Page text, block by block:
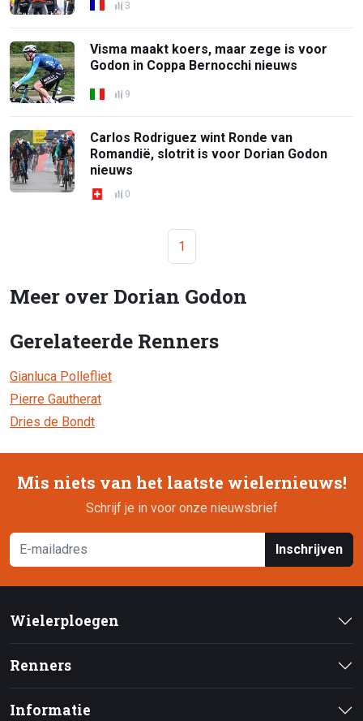
3
Visma maakt koers, maar zege is voor
Godon in Coppa Bernocchi nieuws
9
Carlos Rodriguez wint Ronde van
Romandië, slotrit is voor Dorian Godon
nieuws
0
1
Meer over Dorian Godon
Gerelateerde Renners
Gianluca Pollefliet
Pierre Gautherat
Dries de Bondt
Mis niets van het laatste wielernieuws!
Schrijf je in voor onze nieuwsbrief
Inschrijven
Wielerploegen
Renners
Informatie